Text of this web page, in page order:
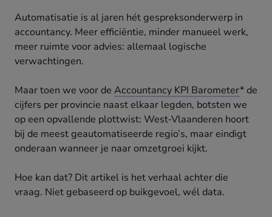
Automatisatie is al jaren hét gespreksonderwerp in
accountancy. Meer efficiëntie, minder manueel werk,
meer ruimte voor advies: allemaal logische
verwachtingen.
Maar toen we voor de Accountancy KPI Barometer* de
cijfers per provincie naast elkaar legden, botsten we
op een opvallende plottwist: West‑Vlaanderen hoort
bij de meest geautomatiseerde regio’s, maar eindigt
onderaan wanneer je naar omzetgroei kijkt.
Hoe kan dat? Dit artikel is het verhaal achter die
vraag. Niet gebaseerd op buikgevoel, wél data.